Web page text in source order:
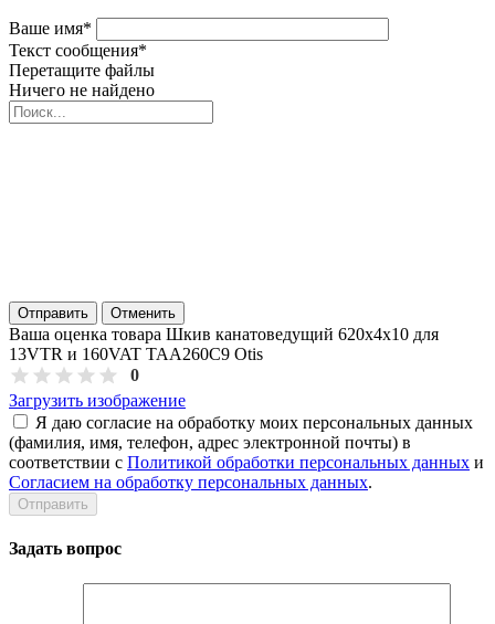
Ваше имя*
Текст сообщения*
Перетащите файлы
Ничего не найдено
Отправить Отменить
Ваша оценка товара Шкив канатоведущий 620х4х10 для
13VTR и 160VAT TAA260C9 Otis
0
Загрузить изображение
Я даю согласие на обработку моих персональных данных
(фамилия, имя, телефон, адрес электронной почты) в
соответствии с Политикой обработки персональных данных и
Согласием на обработку персональных данных.
Задать вопрос